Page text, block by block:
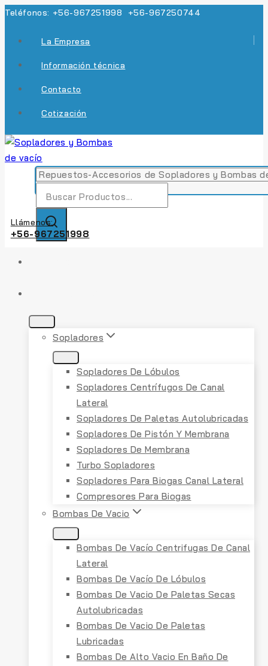
Skip
content
Teléfonos: +56-967251998 +56-967250744
La Empresa
Información técnica
Contacto
Cotización
de:
Llámenos:
+56-967251998
Sopladores
Sopladores De Lóbulos
Sopladores Centrífugos De Canal
Lateral
Sopladores De Paletas Autolubricadas
Sopladores De Pistón Y Membrana
Sopladores De Membrana
Turbo Sopladores
Sopladores Para Biogas Canal Lateral
Compresores Para Biogas
Bombas De Vacio
Bombas De Vacío Centrifugas De Canal
Lateral
Bombas De Vacío De Lóbulos
Bombas De Vacio De Paletas Secas
Autolubricadas
Bombas De Vacio De Paletas
Lubricadas
Bombas De Alto Vacio En Baño De